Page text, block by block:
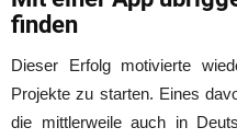
finden
Dieser Erfolg motivierte
Projekte zu starten. Eines
die mittlerweile auch in